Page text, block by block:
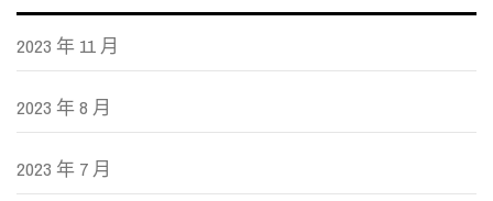
2023 年 11 月
2023 年 8 月
2023 年 7 月